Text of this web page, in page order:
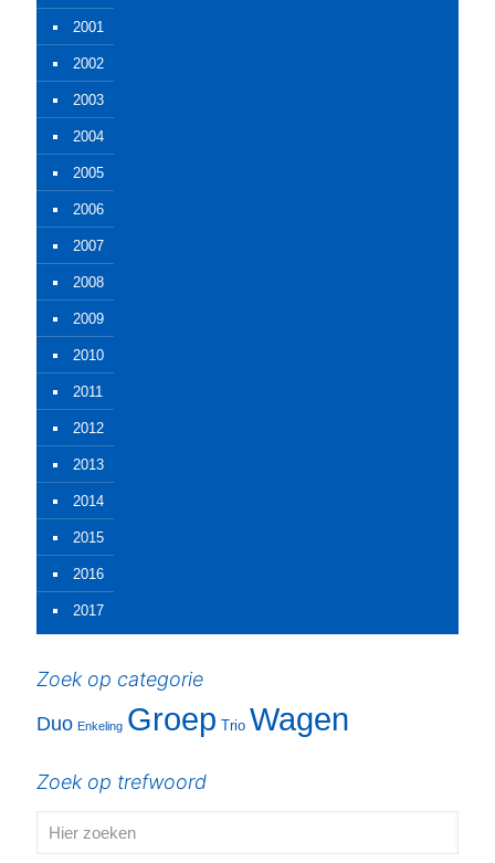
2001
2002
2003
2004
2005
2006
2007
2008
2009
2010
2011
2012
2013
2014
2015
2016
2017
Zoek op categorie
Duo Enkeling Groep Trio Wagen
Zoek op trefwoord